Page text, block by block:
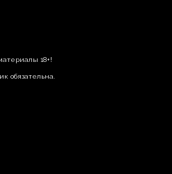
18+!
обязательна.